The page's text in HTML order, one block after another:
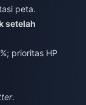
peta.
setelah
prioritas HP
.